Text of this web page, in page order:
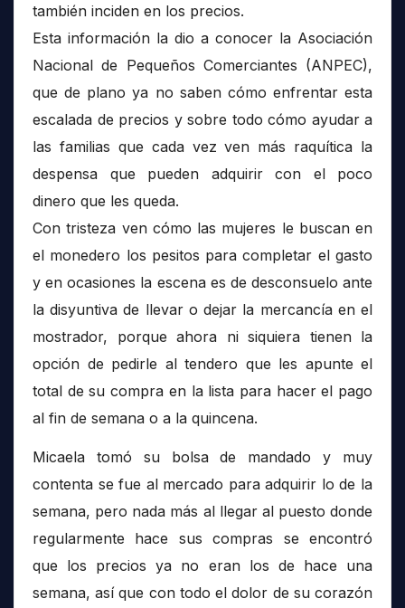
también inciden en los precios.
Esta información la dio a conocer la Asociación
Nacional de Pequeños Comerciantes (ANPEC),
que de plano ya no saben cómo enfrentar esta
escalada de precios y sobre todo cómo ayudar a
las familias que cada vez ven más raquítica la
despensa que pueden adquirir con el poco
dinero que les queda.
Con tristeza ven cómo las mujeres le buscan en
el monedero los pesitos para completar el gasto
y en ocasiones la escena es de desconsuelo ante
la disyuntiva de llevar o dejar la mercancía en el
mostrador, porque ahora ni siquiera tienen la
opción de pedirle al tendero que les apunte el
total de su compra en la lista para hacer el pago
al fin de semana o a la quincena.
Micaela tomó su bolsa de mandado y muy
contenta se fue al mercado para adquirir lo de la
semana, pero nada más al llegar al puesto donde
regularmente hace sus compras se encontró
que los precios ya no eran los de hace una
semana, así que con todo el dolor de su corazón